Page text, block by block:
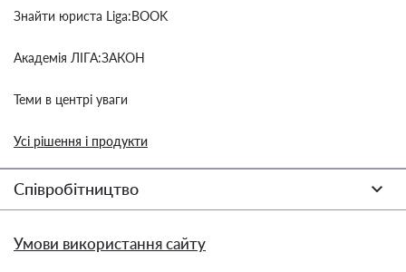
Знайти юриста Liga:BOOK
Академія ЛІГА:ЗАКОН
Теми в центрі уваги
Усі рішення і продукти
Співробітництво
Умови використання сайту